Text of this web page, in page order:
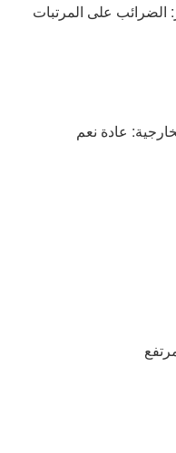
الضرائب على المرتبات
عادة نعم